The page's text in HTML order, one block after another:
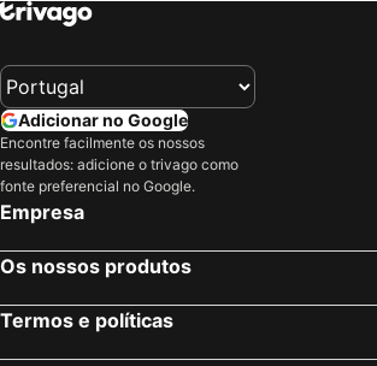
Adicionar no Google
Encontre facilmente os nossos
resultados: adicione o trivago como
fonte preferencial no Google.
Empresa
Os nossos produtos
Termos e políticas